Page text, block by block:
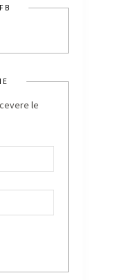
le